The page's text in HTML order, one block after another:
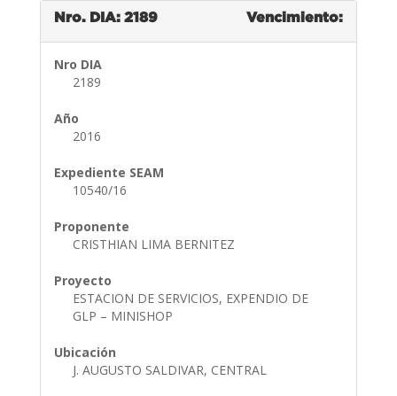
Nro. DIA: 2189 Vencimiento:
Nro DIA
2189
Año
2016
Expediente SEAM
10540/16
Proponente
CRISTHIAN LIMA BERNITEZ
Proyecto
ESTACION DE SERVICIOS, EXPENDIO DE
GLP – MINISHOP
Ubicación
J. AUGUSTO SALDIVAR, CENTRAL